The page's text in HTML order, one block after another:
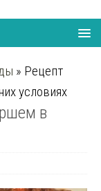
» Рецепт
условиях
в